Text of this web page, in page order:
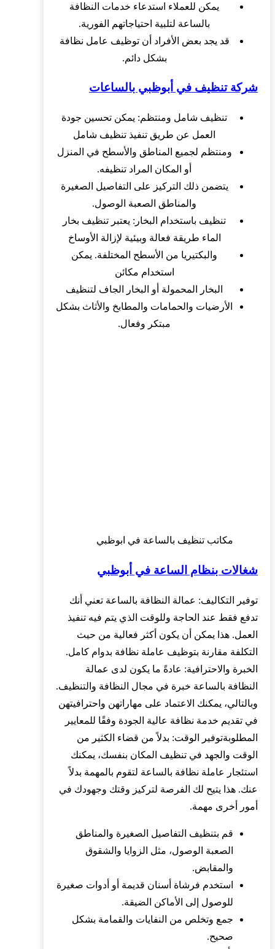
يمكن للعملاء استدعاء خدمات النظافة
بالساعة لتلبية احتياجاتهم الفورية.
قد يجد بعض الأفراد أن توظيف عامل نظافة
بشكل دائم.
شركة تنظيف في أبوظبي بالساعات
تنظيف شامل ومنتظم: يمكن تحسين جودة
العمل عن طريق تنفيذ تنظيف شامل
ومنتظم لجميع المناطق والأسطح في المنزل
أو المكان المراد تنظيفه.
يتضمن ذلك التركيز على التفاصيل الصغيرة
والمناطق الصعبة الوصول.
تنظيف باستخدام البخار: يعتبر تنظيف بخار
الماء طريقة فعالة وبيئية لإزالة الأوساخ
والبكتيريا من الأسطح المختلفة. يمكن
استخدام مكائن
البخار المحمولة أو البخار الجاف لتنظيف
الأرضيات والحمامات والمطابخ والأثاث بشكل
مبتكر وفعال.
مكاتب تنظيف بالساعة في ابوظبي
شغالات بنظام الساعة في أبوظبي
توفير التكاليف: عمالة النظافة بالساعة تعني أنك
تدفع فقط عند الحاجة وللوقت الذي يتم فيه تنفيذ
العمل. هذا يمكن أن يكون أكثر فعالية من حيث
التكلفة مقارنة بتوظيف عاملة نظافة بدوام كامل.
الخبرة والاحترافية: عادةً ما يكون لدى عمالة
النظافة بالساعة خبرة في مجال النظافة والتنظيف.
وبالتالي، يمكنك الاعتماد على مهاراتهن واحترافيتهن
في تقديم خدمة نظافة عالية الجودة وفقًا للمعايير
المطلوبةتوفير الوقت: بدلاً من قضاء الكثير من
الوقت والجهد في تنظيف المكان بنفسك، يمكنك
استئجار عاملة نظافة بالساعة لتقوم بالمهمة بدلاً
عنك. هذا يتيح لك الفرصة لتركيز وقتك وجهودك في
أمور أخرى مهمة.
قم بتنظيف التفاصيل الصغيرة والمناطق
الصعبة الوصول، مثل الزوايا والشقوق
والمقابض.
استخدم فرشاة أسنان قديمة أو أدوات صغيرة
للوصول إلى الأماكن الضيقة.
جمع وتخلص من النفايات والقمامة بشكل
صحيح.